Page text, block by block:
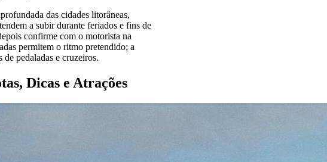
das cidades litorâneas,
a subir durante feriados e fins de
confirme com o motorista na
permitem o ritmo pretendido; a
pedaladas e cruzeiros.
Dicas e Atrações